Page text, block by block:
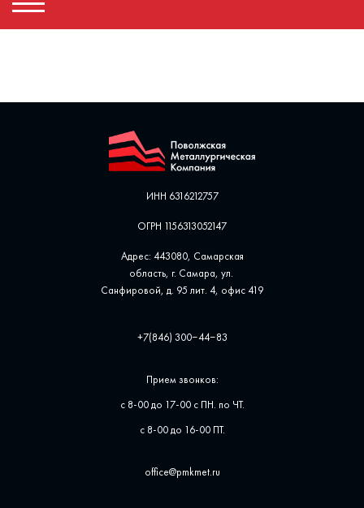
ИНН 6316212757
ОГРН 1156313052147
Адрес: 443080, Самарская
область, г. Самара, ул. ​
Санфировой, д. 95 лит. 4, офис ​419
+7(846) 300‒44‒83
Прием звонков:
с 8-00 до 17-00 с ПН. по ЧТ.
с 8-00 до 16-00 ПТ.
office@pmkmet.ru